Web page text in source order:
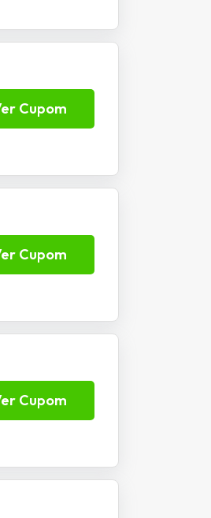
Cupom
Cupom
Cupom